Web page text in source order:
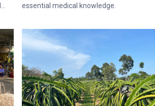
essential medical knowledge.